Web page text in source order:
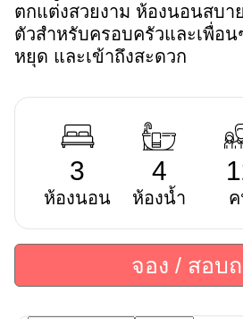
ตกแต่งสวยงาม ห้องนอนสบา
ตัวสำหรับครอบครัวและเพื่อ
หยุด และเข้าถึงสะดวก
3
ห้องนอน
4
ห้องน้ำ
จอง / สอบ